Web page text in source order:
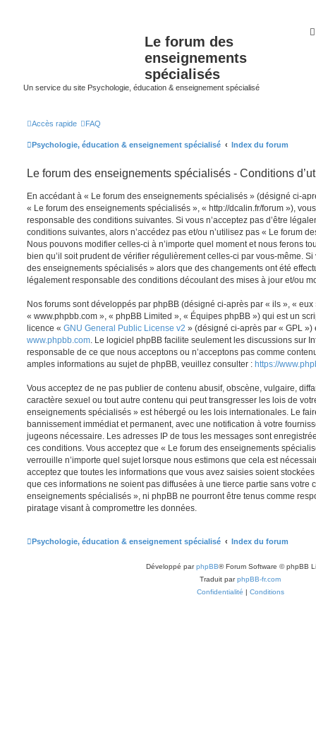
Le forum des
enseignements
spécialisés
Un service du site Psychologie, éducation & enseignement spécialisé
Accès rapide FAQ
Psychologie, éducation & enseignement spécialisé Index du forum
Le forum des enseignements spécialisés - Conditions
En accédant à « Le forum des enseignements spécialisés » (désigné ci-
« Le forum des enseignements spécialisés », « http://dcalin.fr/forum »),
responsable des conditions suivantes. Si vous n’acceptez pas d’être
conditions suivantes, alors n’accédez pas et/ou n’utilisez pas « Le forum
Nous pouvons modifier celles-ci à n’importe quel moment et nous ferons
bien qu’il soit prudent de vérifier régulièrement celles-ci par vous-même.
des enseignements spécialisés » alors que des changements ont été
légalement responsable des conditions découlant des mises à jour et/ou
Nos forums sont développés par phpBB (désigné ci-après par « ils », «
« www.phpbb.com », « phpBB Limited », « Équipes phpBB ») qui est un
licence « GNU General Public License v2 » (désigné ci-après par « GPL
www.phpbb.com . Le logiciel phpBB facilite seulement les discussions sur
responsable de ce que nous acceptons ou n’acceptons pas comme
amples informations au sujet de phpBB, veuillez consulter : https://
Vous acceptez de ne pas publier de contenu abusif, obscène, vulgaire,
caractère sexuel ou tout autre contenu qui peut transgresser les lois de
enseignements spécialisés » est hébergé ou les lois internationales. Le
bannissement immédiat et permanent, avec une notification à votre
jugeons nécessaire. Les adresses IP de tous les messages sont
ces conditions. Vous acceptez que « Le forum des enseignements
verrouille n’importe quel sujet lorsque nous estimons que cela est
acceptez que toutes les informations que vous avez saisies soient
que ces informations ne soient pas diffusées à une tierce partie sans votre
enseignements spécialisés », ni phpBB ne pourront être tenus comme
piratage visant à compromettre les données.
Psychologie, éducation & enseignement spécialisé Index du forum
Développé parphpBB® Forum Software © phpBB
Traduit parphpBB-fr.com
Confidentialité | Conditions